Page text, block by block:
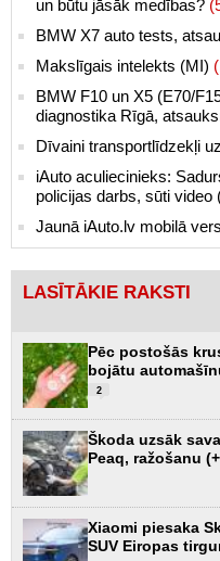
un būtu jāsāk medības?
BMW X7 auto tests,
Makslīgais intelekts (MI)
BMW F10 un X5 (E70/
diagnostika Rīgā,
Dīvaini transportlīdzekļi
iAuto aculiecinieks:
policijas darbs, sūti video
Jaunā iAuto.lv mobilā
LASĪTĀKIE RAKSTI
Pēc postošās
bojātu
2
Škoda uzsāk
Peaq, ražošanu
Xiaomi piesaka
SUV Eiropas